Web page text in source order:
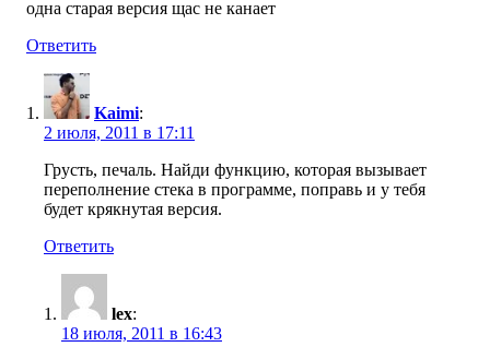
одна старая версия щас не канает
Ответить
Kaimi:
2 июля, 2011 в 17:11
Грусть, печаль. Найди функцию, которая вызывает
переполнение стека в программе, поправь и у тебя
будет крякнутая версия.
Ответить
lex:
18 июля, 2011 в 16:43